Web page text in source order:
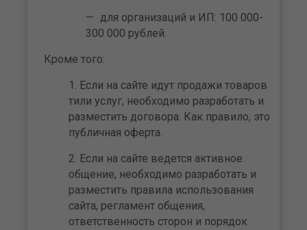
для организаций и ИП: 100 000-
300 000 рублей.
Кроме того:
Если на сайте идут продажи товаров
тили услуг, необходимо разработать и
разместить договора. Как правило, это
публичная оферта.
Если на сайте ведется активное
общение, необходимо разработать и
разместить правила использования
сайта, регламент общения,
ответственность сторон и порядок